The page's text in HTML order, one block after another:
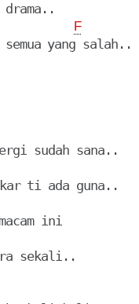
drama..
F
yang salah..
sekali..